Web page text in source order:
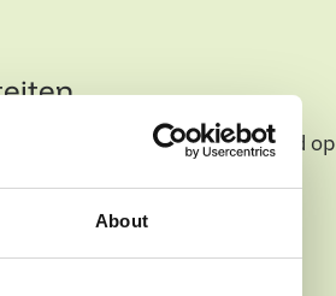
About
risico’s worden geprioriteerd op